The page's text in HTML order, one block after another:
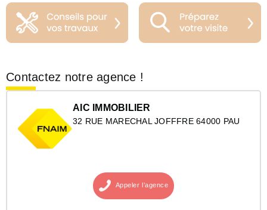
Contactez notre agence !
AIC IMMOBILIER
32 RUE MARECHAL JOFFFRE 64000 PAU
Appeler l’agence